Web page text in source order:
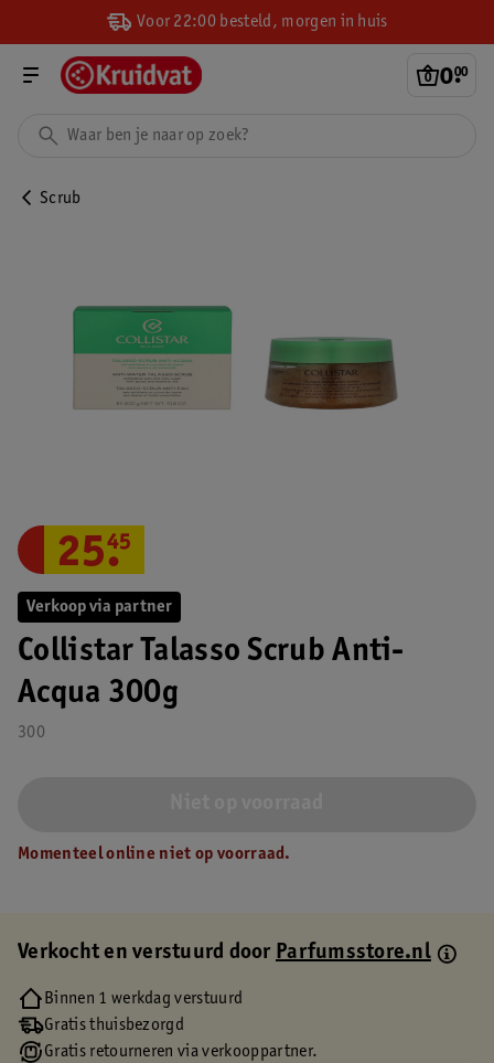
Voor 22:00 besteld, morgen in huis
0.
00
Scrub
Verkoop via partner
Collistar Talasso Scrub Anti-
Acqua 300g
300
25.
45
Momenteel online niet op voorraad.
Verkocht en verstuurd doorParfumsstore.nl
Binnen 1 werkdag verstuurd
Gratis thuisbezorgd
Gratis retourneren via verkooppartner.